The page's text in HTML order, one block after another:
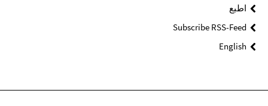
اطبع
Subscribe RSS-Feed
English